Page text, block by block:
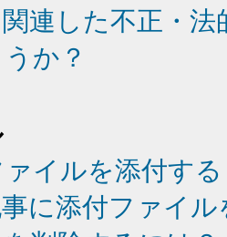
連した不正・
か？
イルを添付す
に添付ファイ